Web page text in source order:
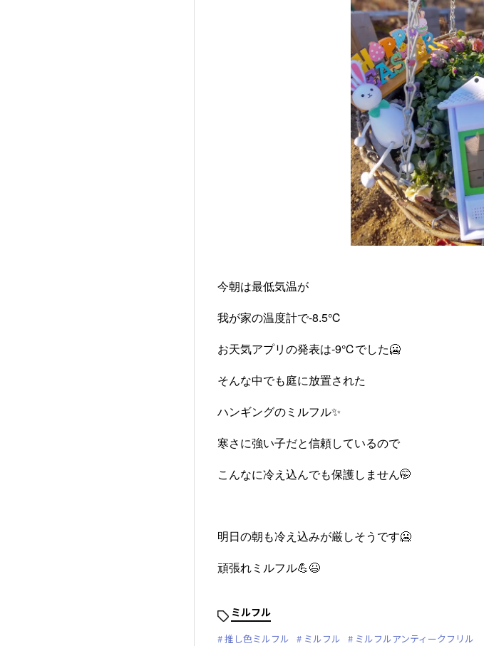
今朝は最低気温が
我が家の温度計で-8.5℃
お天気アプリの発表は-9℃でした🥶
そんな中でも庭に放置された
ハンギングのミルフル✨️
寒さに強い子だと信頼しているので
こんなに冷え込んでも保護しません🤭
明日の朝も冷え込みが厳しそうです🥶
頑張れミルフル💪😆
ミルフル
推し色ミルフル ミルフル ミルフルアンティークフリル